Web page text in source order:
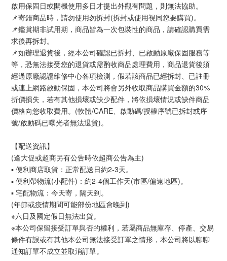
啟用保固日或開機使用多日才提出外觀有問題，則無法協助。
📌寄錯商品時，請勿使用勿拆封(拆封或使用視同您要購買)。
📌鑑賞期非試用期，商品皆為一次包裝性的商品，請確認購買需
求後再拆封。
📌如辦理退貨後，經本公司確認已拆封、已啟動原廠保固服務等
等，恐無法接受您的退貨或需酌收商品處理費用，商品退貨後須
經過原廠認證維修中心各項檢測，假若該商品已經拆封、已註冊
或連上網路啟動保固，本公司將會另外收取商品購買金額的30%
折價損失，若有其他損壞或缺少配件，將依損壞情況或缺件商品
價格向您收取費用。(軟體/CARE、啟動碼/授權序號已拆封或序
號/啟動碼已曝光者無法退貨)。
【配送資訊】
(逢大促或超商另有公告時依超商公告為主)
▪ 便利商店取貨：正常配送日約2-3天。
▪ 便利帶物流(小配件)：約2-4個工作天(市區/偏遠地區)。
▪ 宅配物流：今天寄，隔天到。
(年節或疫情期間可能部份地區會晚到)
※六日及國定假日無法出貨。
※本公司保留接受訂單與否的權利，若屬商品無庫存、停產、交易
條件有誤或有其他本公司無法接受訂單之情形，本公司將以聊聊
通知訂單不成立並取消訂單。